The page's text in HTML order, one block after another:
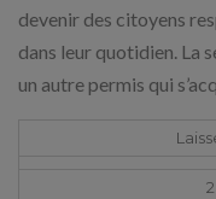
devenir des citoyens
dans leur quotidien. La
un autre permis qui